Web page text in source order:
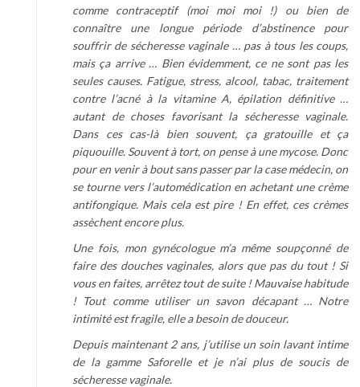
comme contraceptif (moi moi moi !) ou bien de
connaître une longue période d’abstinence pour
souffrir de sécheresse vaginale … pas à tous les coups,
mais ça arrive … Bien évidemment, ce ne sont pas les
seules causes. Fatigue, stress, alcool, tabac, traitement
contre l’acné à la vitamine A, épilation définitive …
autant de choses favorisant la sécheresse vaginale.
Dans ces cas-là bien souvent, ça gratouille et ça
piquouille. Souvent à tort, on pense à une mycose. Donc
pour en venir à bout sans passer par la case médecin, on
se tourne vers l’automédication en achetant une crème
antifongique. Mais cela est pire ! En effet, ces crèmes
assèchent encore plus.
Une fois, mon gynécologue m’a même soupçonné de
faire des douches vaginales, alors que pas du tout ! Si
vous en faites, arrêtez tout de suite ! Mauvaise habitude
! Tout comme utiliser un savon décapant … Notre
intimité est fragile, elle a besoin de douceur.
Depuis maintenant 2 ans, j’utilise un soin lavant intime
de la gamme Saforelle et je n’ai plus de soucis de
sécheresse vaginale.